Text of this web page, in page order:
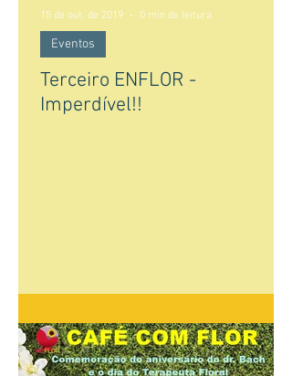
Terceiro ENFLOR -
Imperdível!!
Eventos
15 de out. de 2019 0 min de leitura